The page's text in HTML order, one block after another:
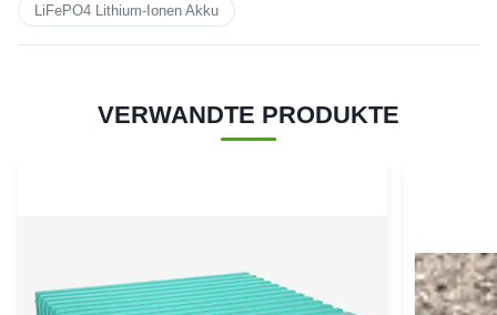
LiFePO4 Lithium-Ionen Akku
VERWANDTE PRODUKTE